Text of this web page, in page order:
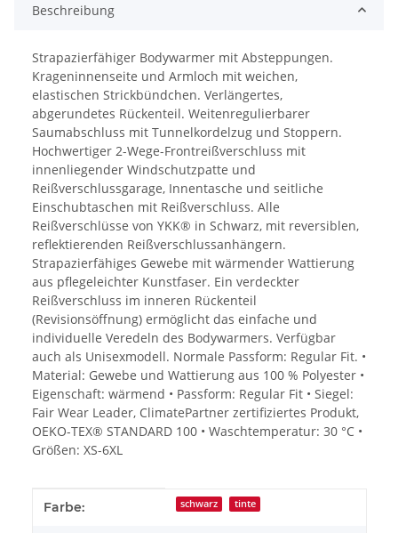
Beschreibung
Strapazierfähiger Bodywarmer mit Absteppungen.
Krageninnenseite und Armloch mit weichen,
elastischen Strickbündchen. Verlängertes,
abgerundetes Rückenteil. Weitenregulierbarer
Saumabschluss mit Tunnelkordelzug und Stoppern.
Hochwertiger 2-Wege-Frontreißverschluss mit
innenliegender Windschutzpatte und
Reißverschlussgarage, Innentasche und seitliche
Einschubtaschen mit Reißverschluss. Alle
Reißverschlüsse von YKK® in Schwarz, mit reversiblen,
reflektierenden Reißverschlussanhängern.
Strapazierfähiges Gewebe mit wärmender Wattierung
aus pflegeleichter Kunstfaser. Ein verdeckter
Reißverschluss im inneren Rückenteil
(Revisionsöffnung) ermöglicht das einfache und
individuelle Veredeln des Bodywarmers. Verfügbar
auch als Unisexmodell. Normale Passform: Regular Fit. •
Material: Gewebe und Wattierung aus 100 % Polyester •
Eigenschaft: wärmend • Passform: Regular Fit • Siegel:
Fair Wear Leader, ClimatePartner zertifiziertes Produkt,
OEKO-TEX® STANDARD 100 • Waschtemperatur: 30 °C •
Größen: XS-6XL
Produkteigenschaft
Wert
Farbe: schwarz tinte